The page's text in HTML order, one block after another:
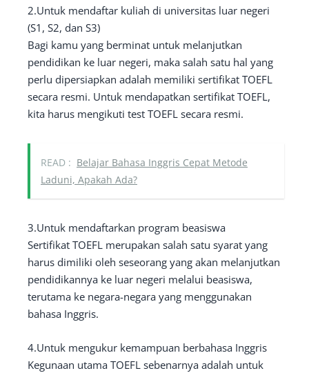
2.Untuk mendaftar kuliah di universitas luar negeri
(S1, S2, dan S3)
Bagi kamu yang berminat untuk melanjutkan
pendidikan ke luar negeri, maka salah satu hal yang
perlu dipersiapkan adalah memiliki sertifikat TOEFL
secara resmi. Untuk mendapatkan sertifikat TOEFL,
kita harus mengikuti test TOEFL secara resmi.
READ : Belajar Bahasa Inggris Cepat Metode
Laduni, Apakah Ada?
3.Untuk mendaftarkan program beasiswa
Sertifikat TOEFL merupakan salah satu syarat yang
harus dimiliki oleh seseorang yang akan melanjutkan
pendidikannya ke luar negeri melalui beasiswa,
terutama ke negara-negara yang menggunakan
bahasa Inggris.
4.Untuk mengukur kemampuan berbahasa Inggris
Kegunaan utama TOEFL sebenarnya adalah untuk